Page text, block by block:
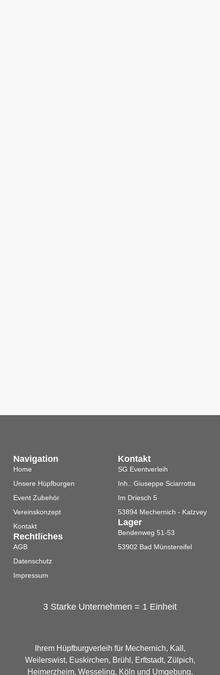
3 Starke Unternehmen = 1 Einheit
Ihrem Hüpfburgverleih für Mechernich, Kall,
Weilerswist, Euskirchen, Brühl, Erftstadt, Zülpich,
Heimerzheim, Wesseling, Köln und Umgebung.
Navigation
Home
Unsere Hüpfburgen
Event Zubehör
Vereinskonzept
Kontakt
Rechtliches
AGB
Datenschutz
Impressum
Kontakt
SG Eventverleih
Inh.: Giuseppe Sciarrotta
Im Driesch 5
53894 Mechernich - Katzvey
Lager
Bendenweg 51-53
53902 Bad Münstereifel